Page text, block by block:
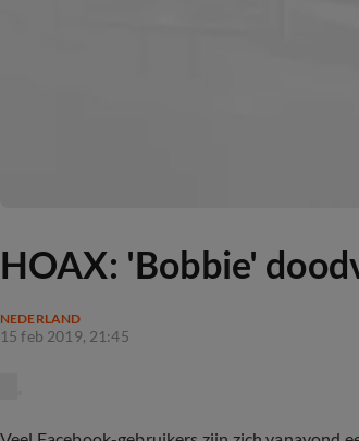
HOAX: 'Bobbie'
NEDERLAND
15 feb 2019, 21:45